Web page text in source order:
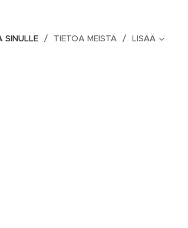
SINULLE TIETOA MEISTÄ LISÄÄ